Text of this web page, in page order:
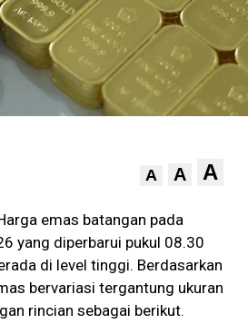
A A A
emas batangan pada
yang diperbarui pukul 08.30
di level tinggi. Berdasarkan
bervariasi tergantung ukuran
rincian sebagai berikut.